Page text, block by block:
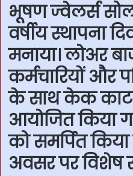
भूषण ज्वेलर्स
वर्षीय स्थापना
मनाया। लोअर
कर्मचारियों और
के साथ केक
आयोजित किया
को समर्पित
अवसर पर विशेष